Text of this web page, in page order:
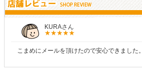
KURAさん
こまめにメールを頂けたので安心できました。